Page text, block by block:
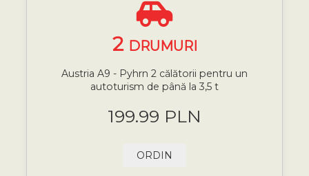
2 DRUMURI
Austria A9 - Pyhrn 2 călătorii pentru un
autoturism de până la 3,5 t
199.99 PLN
ORDIN